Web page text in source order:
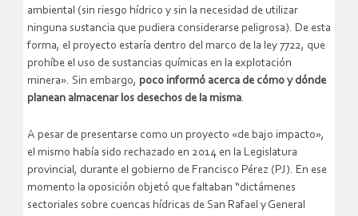
ambiental (sin riesgo hídrico y sin la necesidad de utilizar
ninguna sustancia que pudiera considerarse peligrosa). De esta
forma, el proyecto estaría dentro del marco de la ley 7722, que
prohíbe el uso de sustancias químicas en la explotación
minera». Sin embargo, poco informó acerca de cómo y dónde
planean almacenar los desechos de la misma.
A pesar de presentarse como un proyecto «de bajo impacto»,
el mismo había sido rechazado en 2014 en la Legislatura
provincial, durante el gobierno de Francisco Pérez (PJ). En ese
momento la oposición objetó que faltaban “dictámenes
sectoriales sobre cuencas hídricas de San Rafael y General